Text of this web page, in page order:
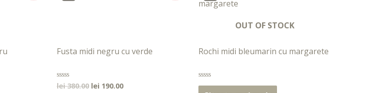
Fusta midi negru cu verde
Evaluat
la
lei380.00 lei190.00
OUT OF STOCK
Rochi midi bleumarin cu margarete
Evaluat